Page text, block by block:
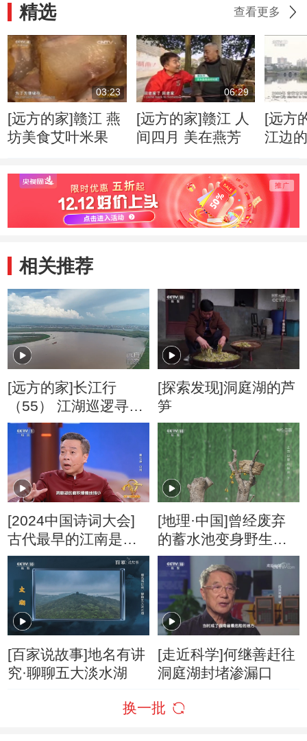
精选 查看更多
03:23
[远方的家]赣江 燕
坊美食艾叶米果
06:29
[远方的家]赣江 人
间四月 美在燕芳
[远方
江边
相关推荐
[远方的家]长江行
（55） 江湖巡逻寻江
豚
[探索发现]洞庭湖的芦
笋
[2024中国诗词大会]
古代最早的江南是指
洞庭湖一带
[地理·中国]曾经废弃
的蓄水池变身野生候
鸟新的家园
[百家说故事]地名有讲
究·聊聊五大淡水湖
[走近科学]何继善赶往
洞庭湖封堵渗漏口
换一批